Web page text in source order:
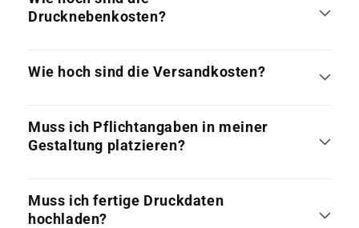
Drucknebenkosten?
Wie hoch sind die Versandkosten?
Muss ich Pflichtangaben in meiner
Gestaltung platzieren?
Muss ich fertige Druckdaten
hochladen?